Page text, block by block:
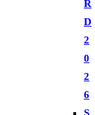
R
D
2
0
2
6
S